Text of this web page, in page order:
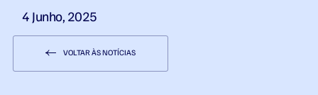
4 Junho, 2025
VOLTAR ÀS NOTÍCIAS